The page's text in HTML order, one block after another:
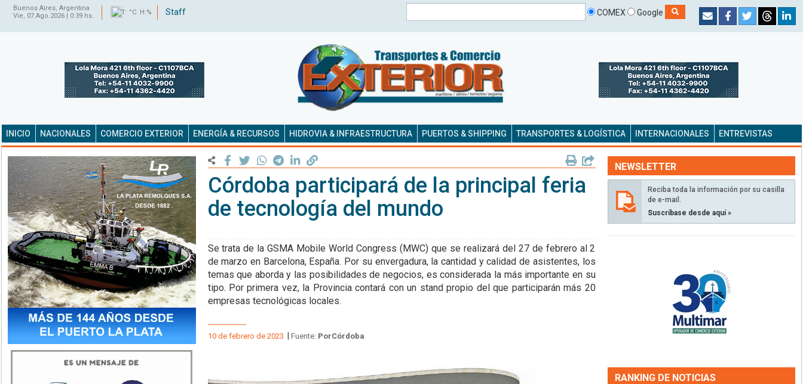
Buenos Aires, Argentina
Vie, 07.Ago.2026 | 0:39 hs.
T: °C H:% Staff COMEX Google
INICIO NACIONALES COMERCIO EXTERIOR ENERGÍA & RECURSOS HIDROVIA & INFRAESTRUCTURA PUERTOS & SHIPPING TRANSPORTES & LOGÍSTICA INTERNACIONALES ENTREVISTAS
Córdoba participará de la principal feria
de tecnología del mundo
Se trata de la GSMA Mobile World Congress (MWC) que se realizará del 27 de febrero al 2
de marzo en Barcelona, España. Por su envergadura, la cantidad y calidad de asistentes, los
temas que aborda y las posibilidades de negocios, es considerada la más importante en su
tipo. Por primera vez, la Provincia contará con un stand propio del que participarán más 20
empresas tecnológicas locales.
10 de febrero de 2023 Fuente: PorCórdoba
NEWSLETTER
Reciba toda la información por su casilla
de e-mail.
Suscríbase desde aquí »
RANKING DE NOTICIAS